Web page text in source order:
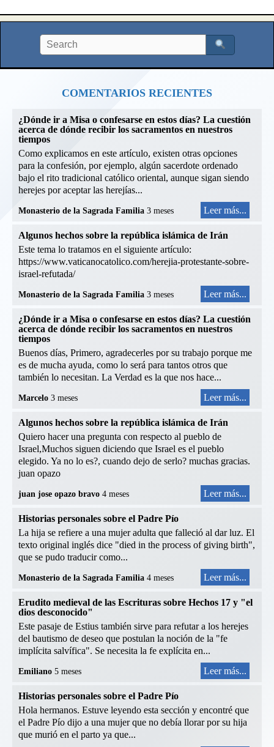
COMENTARIOS RECIENTES
¿Dónde ir a Misa o confesarse en estos días? La cuestión
acerca de dónde recibir los sacramentos en nuestros
tiempos
Como explicamos en este artículo, existen otras opciones
para la confesión, por ejemplo, algún sacerdote ordenado
bajo el rito tradicional católico oriental, aunque sigan siendo
herejes por aceptar las herejías...
Monasterio de la Sagrada Familia 3 meses Leer más...
Algunos hechos sobre la república islámica de Irán
Este tema lo tratamos en el siguiente artículo:
https://www.vaticanocatolico.com/herejia-protestante-sobre-
israel-refutada/
Monasterio de la Sagrada Familia 3 meses Leer más...
¿Dónde ir a Misa o confesarse en estos días? La cuestión
acerca de dónde recibir los sacramentos en nuestros
tiempos
Buenos días, Primero, agradecerles por su trabajo porque me
es de mucha ayuda, como lo será para tantos otros que
también lo necesitan. La Verdad es la que nos hace...
Marcelo 3 meses Leer más...
Algunos hechos sobre la república islámica de Irán
Quiero hacer una pregunta con respecto al pueblo de
Israel,Muchos siguen diciendo que Israel es el pueblo
elegido. Ya no lo es?, cuando dejo de serlo? muchas gracias.
juan opazo
juan jose opazo bravo 4 meses Leer más...
Historias personales sobre el Padre Pío
La hija se refiere a una mujer adulta que falleció al dar luz. El
texto original inglés dice "died in the process of giving birth",
que se pudo traducir como...
Monasterio de la Sagrada Familia 4 meses Leer más...
Erudito medieval de las Escrituras sobre Hechos 17 y "el
dios desconocido"
Este pasaje de Estius también sirve para refutar a los herejes
del bautismo de deseo que postulan la noción de la "fe
implícita salvífica". Se necesita la fe explícita en...
Emiliano 5 meses Leer más...
Historias personales sobre el Padre Pío
Hola hermanos. Estuve leyendo esta sección y encontré que
el Padre Pío dijo a una mujer que no debía llorar por su hija
que murió en el parto ya que...